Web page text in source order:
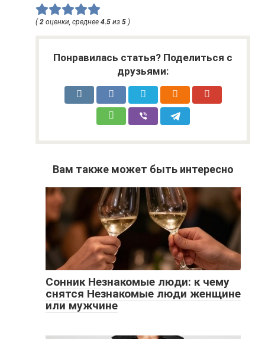
(2 оценки, среднее 4.5 из 5 )
Понравилась статья? Поделиться с
друзьями:
Вам также может быть интересно
Сонник Незнакомые люди: к чему
снятся Незнакомые люди женщине
или мужчине